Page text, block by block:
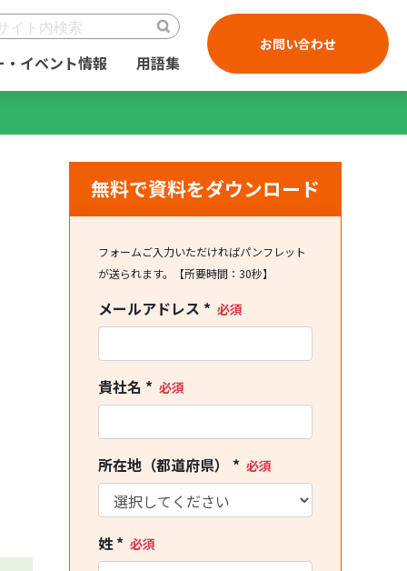
・イベント情報 用語集
お問い合わせ